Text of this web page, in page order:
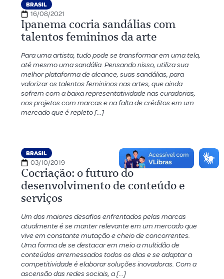
BRASIL
16/08/2021
Ipanema cocria sandálias com
talentos femininos da arte
Para uma artista, tudo pode se transformar em uma tela,
até mesmo uma sandália. Pensando nisso, utiliza sua
melhor plataforma de alcance, suas sandálias, para
valorizar os talentos femininos nas artes, que ainda
sofrem com a baixa representatividade nas curadorias,
nos projetos com marcas e na falta de créditos em um
mercado que é repleto […]
BRASIL
03/10/2019
Cocriação: o futuro do
desenvolvimento de conteúdo e
serviços
Um dos maiores desafios enfrentados pelas marcas
atualmente é se manter relevante em um mercado que
vive em constante mutação e cheio de concorrentes.
Uma forma de se destacar em meio a multidão de
conteúdos arremessados todos os dias e se adaptar a
competitividade é elaborar soluções inovadoras. Com a
ascensão das redes sociais, a […]